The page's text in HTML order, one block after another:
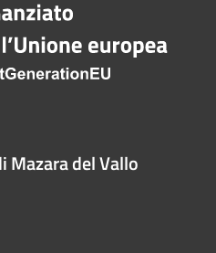
Mazara del Vallo